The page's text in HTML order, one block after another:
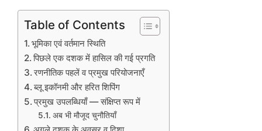
Table of Contents
भूमिका एवं वर्तमान स्थिति
पिछले एक दशक में हासिल की गई प्रगति
रणनीतिक पहलें व प्रमुख परियोजनाएँ
ब्लू इकॉनमी और हरित शिपिंग
प्रमुख उपलब्धियाँ — संक्षिप्त रूप में
अब भी मौजूद चुनौतियाँ